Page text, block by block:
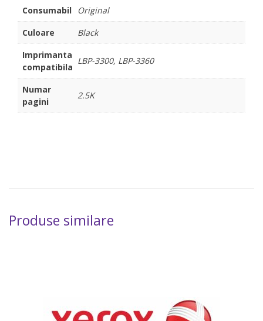
Consumabil
Original
Culoare
Black
Imprimanta
compatibila
LBP-3300, LBP-3360
Numar
pagini
2.5K
Produse similare